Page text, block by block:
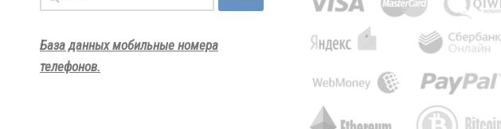
База данных мобильные номера
телефонов.